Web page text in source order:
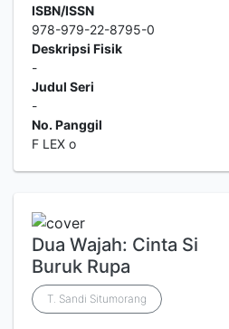
ISBN/ISSN
978-979-22-8795-0
Deskripsi Fisik
-
Judul Seri
-
No. Panggil
F LEX o
Dua Wajah: Cinta Si
Buruk Rupa
T. Sandi Situmorang